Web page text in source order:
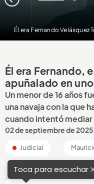
Él era Fernando Velásquez
Él era Fernando,
apuñalado en
Un menor de 16 años
una navaja con la que
cuando intentó mediar
02 de septiembre de 2025
Judicial
Toca para escuchar